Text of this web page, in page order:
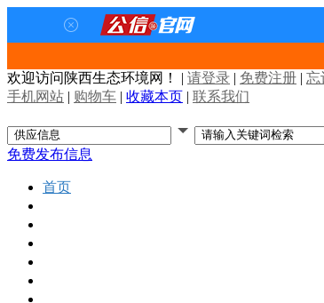
欢迎访问陕西生态环境网！ | 请登录 | 免费注册 | 忘
手机网站 | 购物车 | 收藏本页 | 联系我们
免费发布信息
首页